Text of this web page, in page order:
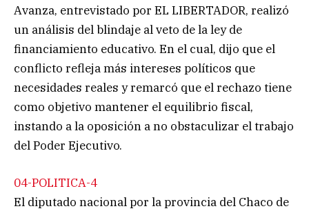
Avanza, entrevistado por EL LIBERTADOR, realizó
un análisis del blindaje al veto de la ley de
financiamiento educativo. En el cual, dijo que el
conflicto refleja más intereses políticos que
necesidades reales y remarcó que el rechazo tiene
como objetivo mantener el equilibrio fiscal,
instando a la oposición a no obstaculizar el trabajo
del Poder Ejecutivo.
04-POLITICA-4
El diputado nacional por la provincia del Chaco de